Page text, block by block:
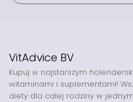
VitAdvice BV
Kupuj w najstarszym
witaminami i suplementami!
diety dla całej rodziny w